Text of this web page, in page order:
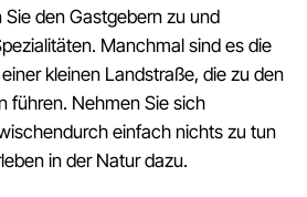
den Gastgebern zu und
Manchmal sind es die
kleinen Landstraße, die zu den
führen. Nehmen Sie sich
einfach nichts zu tun
in der Natur dazu.